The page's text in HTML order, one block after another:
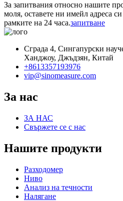
За запитвания относно нашите
моля, оставете ни имейл адреса
рамките на 24 часа.запитване
Сграда 4, Сингапурски
Ханджоу, Джъдзян, Китай
+8613357193976
vip@sinomeasure.com
За нас
ЗА НАС
Свържете се с нас
Нашите продукти
Разходомер
Ниво
Анализ на течности
Налягане